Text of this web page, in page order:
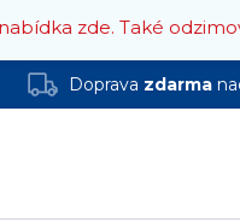
zde. Také
Doprava zdarma